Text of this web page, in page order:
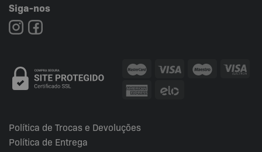
Siga-nos
Política de Trocas e Devoluções
Política de Entrega